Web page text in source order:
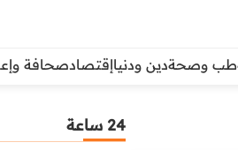
طب وصحةدين ودنياإقتصادصحافة
24 ساعة